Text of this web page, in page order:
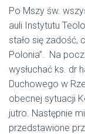
Po Mszy św.
auli Instytutu
stało się zadość,
Polonia”. Na
wysłuchać ks. dr
Duchowego w
obecnej sytuacji
jutro. Następnie
przedstawione